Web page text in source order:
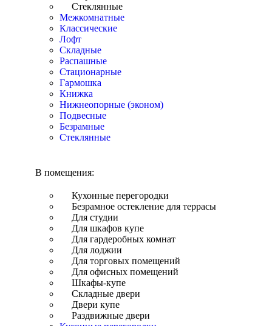
Стеклянные
Межкомнатные
Классические
Лофт
Складные
Распашные
Стационарные
Гармошка
Книжка
Нижнеопорные (эконом)
Подвесные
Безрамные
Стеклянные
В помещения:
Кухонные перегородки
Безрамное остекление для террасы
Для студии
Для шкафов купе
Для гардеробных комнат
Для лоджии
Для торговых помещений
Для офисных помещений
Шкафы-купе
Складные двери
Двери купе
Раздвижные двери